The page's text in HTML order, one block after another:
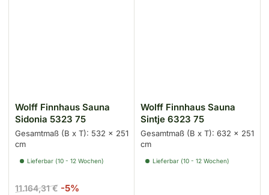
Wolff Finnhaus Sauna
Sidonia 5323 75
Gesamtmaß (B x T): 532 x 251
cm
Lieferbar (10 - 12 Wochen)
Normaler
11.164,31 € -5%
Wolff Finnhaus Sauna
Sintje 6323 75
Gesamtmaß (B x T): 632 x 251
cm
Lieferbar (10 - 12 Wochen)